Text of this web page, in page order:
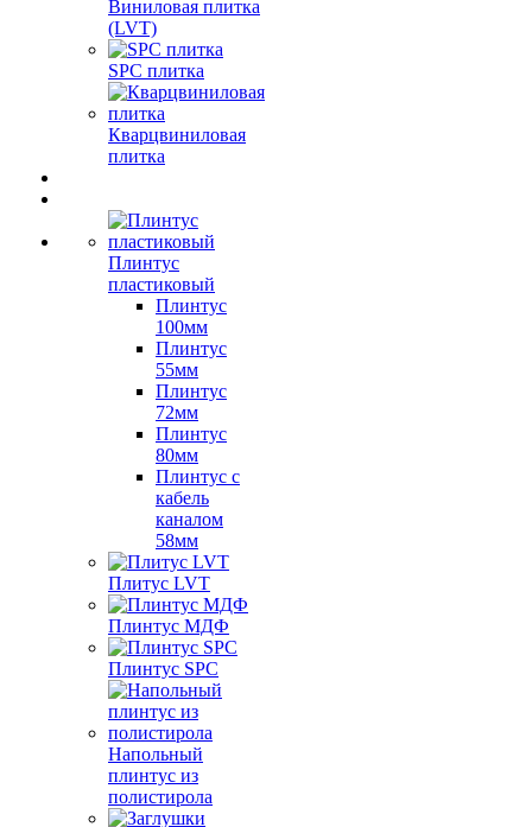
Виниловая плитка
(LVT)
SPC плитка
Кварцвиниловая
плитка
Плинтус
пластиковый
Плинтус
100мм
Плинтус
55мм
Плинтус
72мм
Плинтус
80мм
Плинтус с
кабель
каналом
58мм
Плитус LVT
Плинтус МДФ
Плинтус SPC
Напольный
плинтус из
полистирола